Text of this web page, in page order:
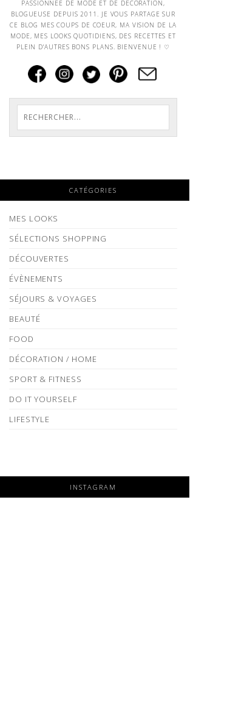
PASSIONNEE DE MODE ET DE DECORATION,
BLOGUEUSE DEPUIS 2011. JE VOUS PARTAGE SUR
CE BLOG MES COUPS DE COEUR, MA VISION DE LA
MODE, MES LOOKS QUOTIDIENS, DES RECETTES ET
PLEIN D'AUTRES BONS PLANS. BIENVENUE ! ♡
CATÉGORIES
MES LOOKS
SÉLECTIONS SHOPPING
DÉCOUVERTES
ÉVÈNEMENTS
SÉJOURS & VOYAGES
BEAUTÉ
FOOD
DÉCORATION / HOME
SPORT & FITNESS
DO IT YOURSELF
LIFESTYLE
INSTAGRAM